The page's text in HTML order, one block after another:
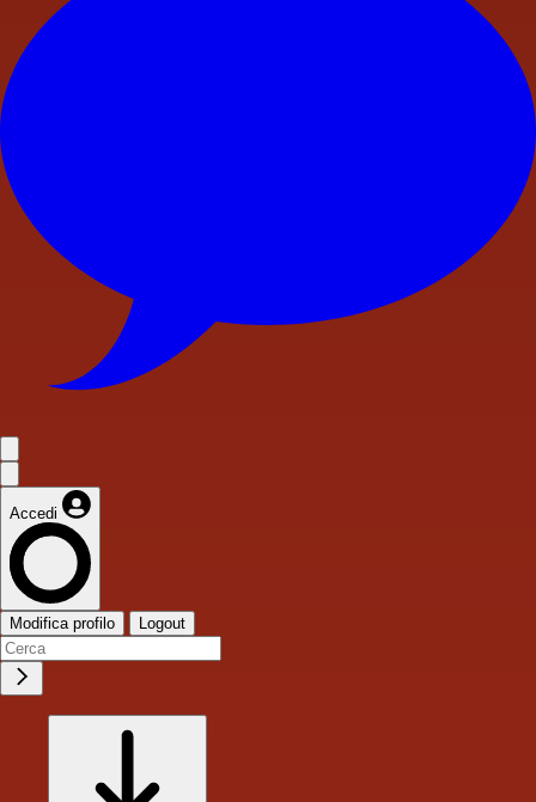
Accedi
Modifica profilo Logout